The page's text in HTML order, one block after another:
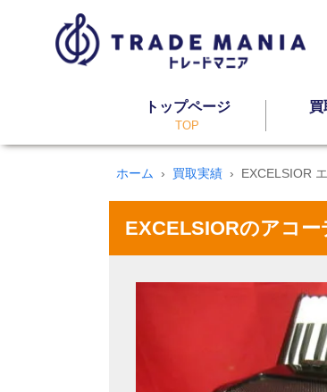
トップページ
TOP
買
ホーム 買取実績 EXCELSIOR
EXCELSIORのアコ